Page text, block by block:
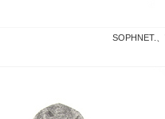
SOPHNET.